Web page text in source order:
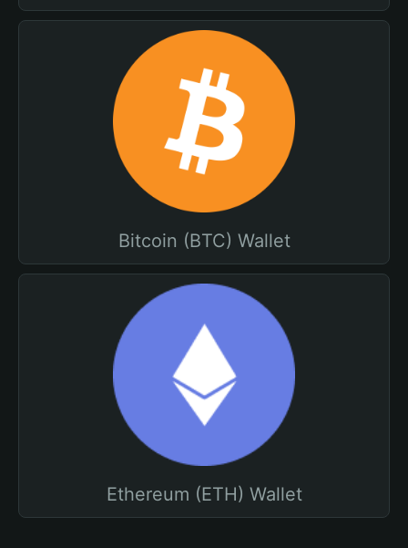
Bitcoin (BTC) Wallet
Ethereum (ETH) Wallet